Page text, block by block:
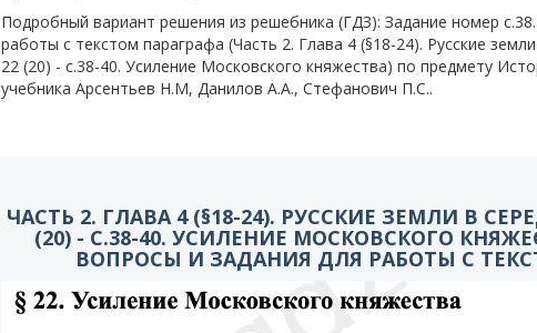
Подробный вариант решения из решебника (ГДЗ): Задание номер
работы с текстом параграфа (Часть 2. Глава 4 (§18-24). Русские земли
22 (20) - c.38-40. Усиление Московского княжества) по предмету
учебника Арсентьев Н.М, Данилов А.А., Стефанович П.С..
ЧАСТЬ 2. ГЛАВА 4 (§18-24). РУССКИЕ ЗЕМЛИ В
(20) - C.38-40. УСИЛЕНИЕ МОСКОВСКОГО
ВОПРОСЫ И ЗАДАНИЯ ДЛЯ РАБОТЫ С